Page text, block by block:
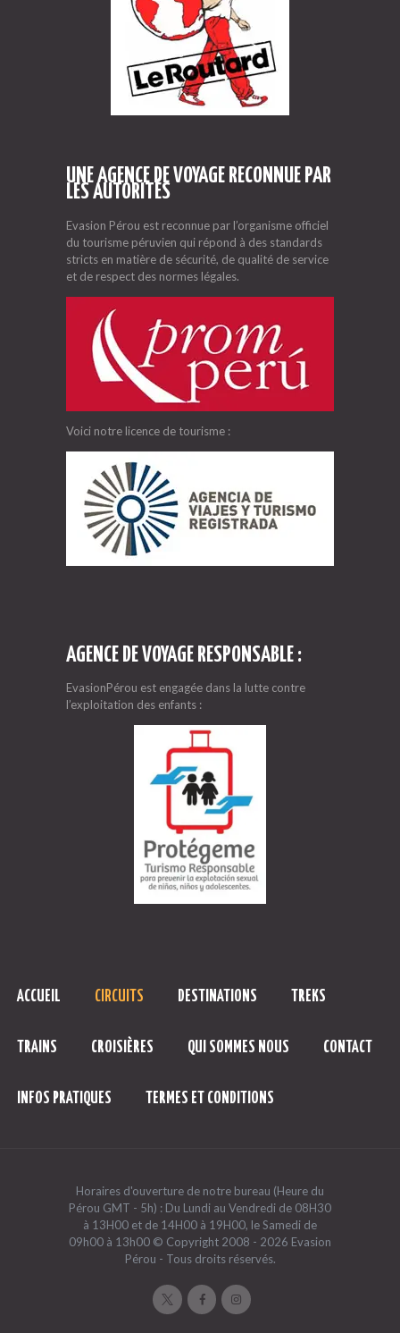
UNE AGENCE DE VOYAGE RECONNUE PAR
LES AUTORITÉS
Evasion Pérou est reconnue par l’organisme officiel
du tourisme péruvien qui répond à des standards
stricts en matière de sécurité, de qualité de service
et de respect des normes légales.
Voici notre licence de tourisme :
AGENCE DE VOYAGE RESPONSABLE :
EvasionPérou est engagée dans la lutte contre
l’exploitation des enfants :
ACCUEIL CIRCUITS DESTINATIONS TREKS
TRAINS CROISIÈRES QUI SOMMES NOUS CONTACT
INFOS PRATIQUES TERMES ET CONDITIONS
Horaires d'ouverture de notre bureau (Heure du
Pérou GMT - 5h) : Du Lundi au Vendredi de 08H30
à 13H00 et de 14H00 à 19H00, le Samedi de
09h00 à 13h00 © Copyright 2008 - 2026 Evasion
Pérou - Tous droits réservés.